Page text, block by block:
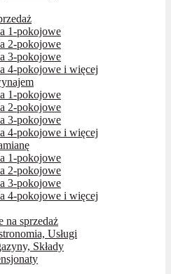
1-pokojowe
2-pokojowe
3-pokojowe
4-pokojowe i więcej
1-pokojowe
2-pokojowe
3-pokojowe
4-pokojowe i więcej
1-pokojowe
2-pokojowe
3-pokojowe
4-pokojowe i więcej
na sprzedaż
Usługi
Składy